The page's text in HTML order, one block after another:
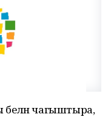
белән чагыштыра,